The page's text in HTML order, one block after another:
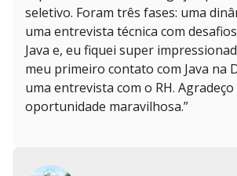
seletivo. Foram três fases: uma
uma entrevista técnica com
Java e, eu fiquei super
meu primeiro contato com Java na
uma entrevista com o RH. Agradeço
oportunidade maravilhosa.”